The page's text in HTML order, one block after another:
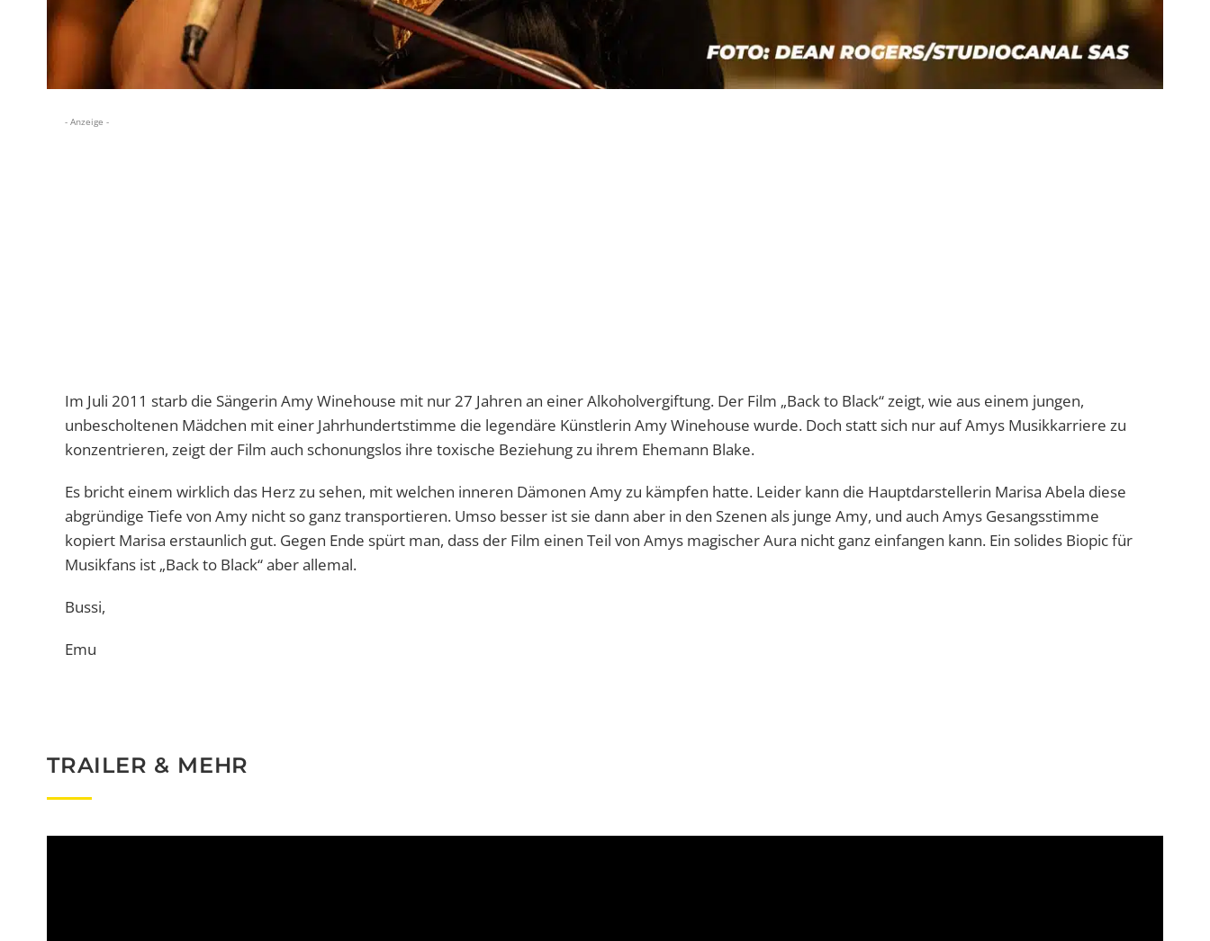
- Anzeige -
Im Juli 2011 starb die Sängerin Amy Winehouse mit nur 27 Jahren an einer Alkoholvergiftung. Der Film „Back to Black“ zeigt, wie aus einem jungen,
unbescholtenen Mädchen mit einer Jahrhundertstimme die legendäre Künstlerin Amy Winehouse wurde. Doch statt sich nur auf Amys Musikkarriere zu
konzentrieren, zeigt der Film auch schonungslos ihre toxische Beziehung zu ihrem Ehemann Blake.
Es bricht einem wirklich das Herz zu sehen, mit welchen inneren Dämonen Amy zu kämpfen hatte. Leider kann die Hauptdarstellerin Marisa Abela diese
abgründige Tiefe von Amy nicht so ganz transportieren. Umso besser ist sie dann aber in den Szenen als junge Amy, und auch Amys Gesangsstimme
kopiert Marisa erstaunlich gut. Gegen Ende spürt man, dass der Film einen Teil von Amys magischer Aura nicht ganz einfangen kann. Ein solides Biopic für
Musikfans ist „Back to Black“ aber allemal.
Bussi,
Emu
TRAILER & MEHR